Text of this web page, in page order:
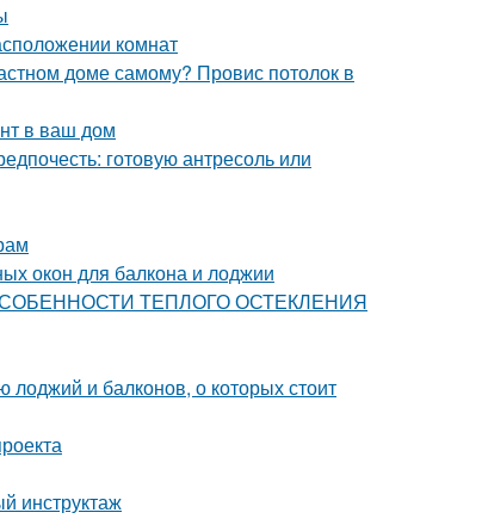
комнат
доме самому? Провис потолок в
в ваш дом
готовую антресоль или
окон для балкона и лоджии
ОСОБЕННОСТИ ТЕПЛОГО ОСТЕКЛЕНИЯ
и балконов, о которых стоит
инструктаж